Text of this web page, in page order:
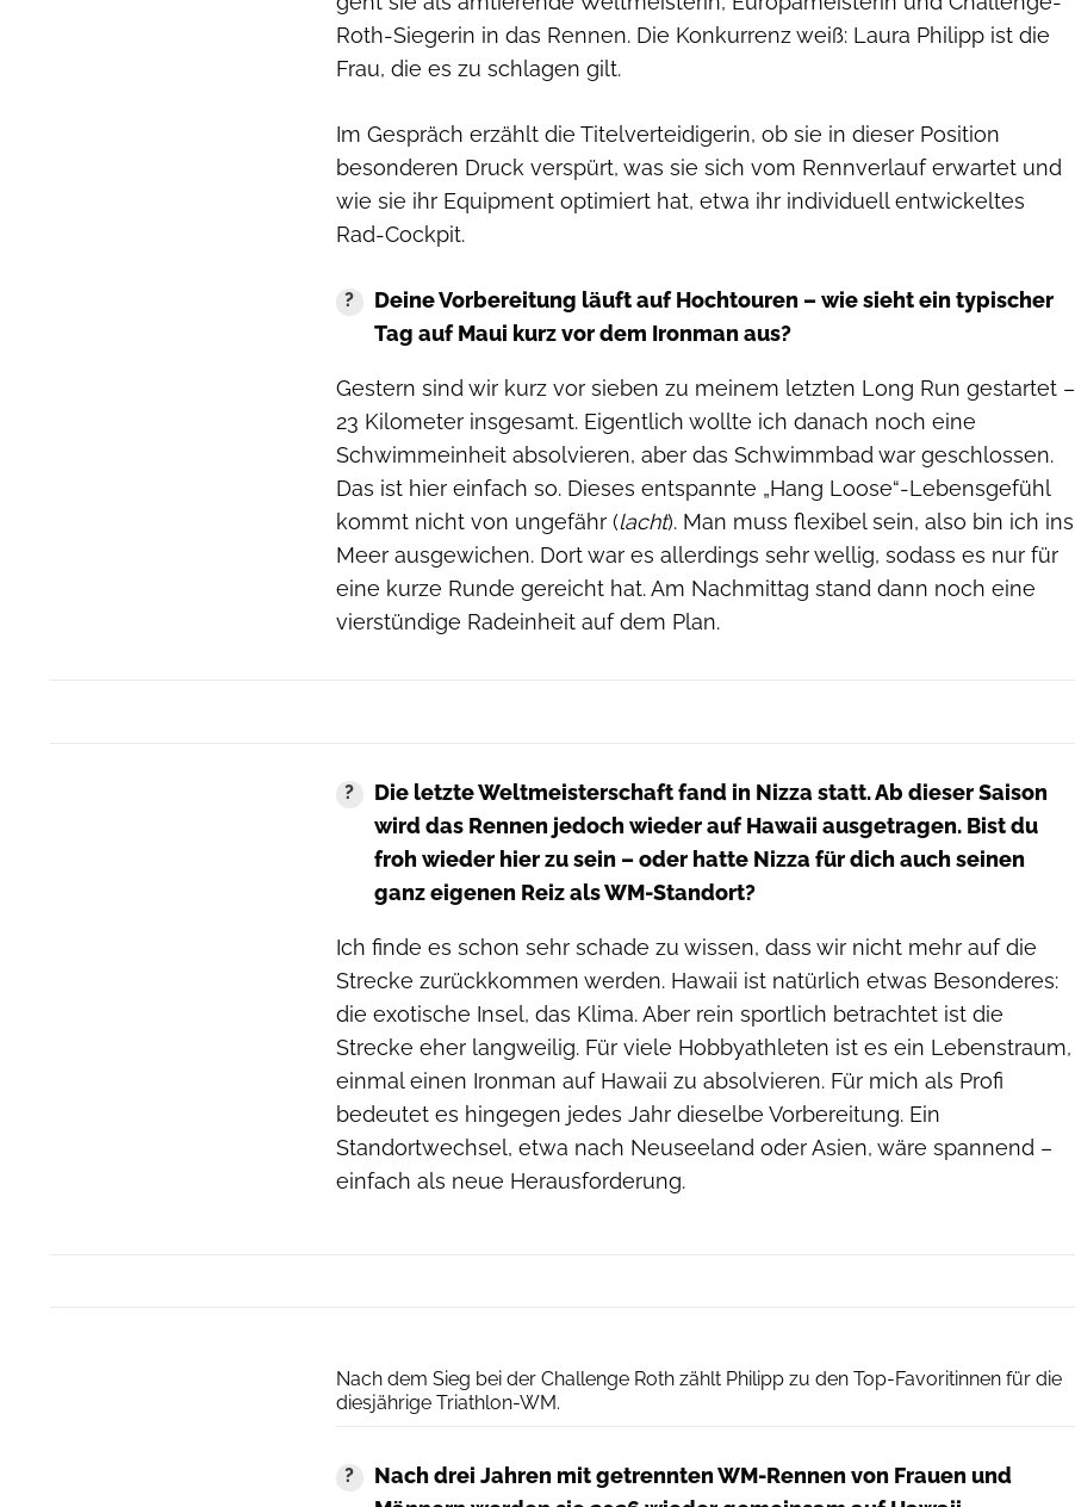
Roth-Siegerin in das Rennen. Die Konkurrenz weiß: Laura Philipp ist die
Frau, die es zu schlagen gilt.
Im Gespräch erzählt die Titelverteidigerin, ob sie in dieser Position
besonderen Druck verspürt, was sie sich vom Rennverlauf erwartet und
wie sie ihr Equipment optimiert hat, etwa ihr individuell entwickeltes
Rad-Cockpit.
Deine Vorbereitung läuft auf Hochtouren – wie sieht ein typischer
Tag auf Maui kurz vor dem Ironman aus?
Gestern sind wir kurz vor sieben zu meinem letzten Long Run gestartet –
23 Kilometer insgesamt. Eigentlich wollte ich danach noch eine
Schwimmeinheit absolvieren, aber das Schwimmbad war geschlossen.
Das ist hier einfach so. Dieses entspannte „Hang Loose“-Lebensgefühl
kommt nicht von ungefähr (lacht). Man muss flexibel sein, also bin ich ins
Meer ausgewichen. Dort war es allerdings sehr wellig, sodass es nur für
eine kurze Runde gereicht hat. Am Nachmittag stand dann noch eine
vierstündige Radeinheit auf dem Plan.
Die letzte Weltmeisterschaft fand in Nizza statt. Ab dieser Saison
wird das Rennen jedoch wieder auf Hawaii ausgetragen. Bist du
froh wieder hier zu sein – oder hatte Nizza für dich auch seinen
ganz eigenen Reiz als WM-Standort?
Ich finde es schon sehr schade zu wissen, dass wir nicht mehr auf die
Strecke zurückkommen werden. Hawaii ist natürlich etwas Besonderes:
die exotische Insel, das Klima. Aber rein sportlich betrachtet ist die
Strecke eher langweilig. Für viele Hobbyathleten ist es ein Lebenstraum,
einmal einen Ironman auf Hawaii zu absolvieren. Für mich als Profi
bedeutet es hingegen jedes Jahr dieselbe Vorbereitung. Ein
Standortwechsel, etwa nach Neuseeland oder Asien, wäre spannend –
einfach als neue Herausforderung.
Nach dem Sieg bei der Challenge Roth zählt Philipp zu den Top-Favoritinnen für die
diesjährige Triathlon-WM.
Nach drei Jahren mit getrennten WM-Rennen von Frauen und